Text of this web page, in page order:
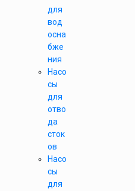
для
вод
осна
бже
ния
Насо
сы
для
отво
да
сток
ов
Насо
сы
для